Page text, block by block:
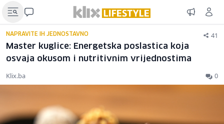
NAPRAVITE IH JEDNOSTAVNO 41
Master kuglice: Energetska poslastica koja
osvaja okusom i nutritivnim vrijednostima
Klix.ba 0